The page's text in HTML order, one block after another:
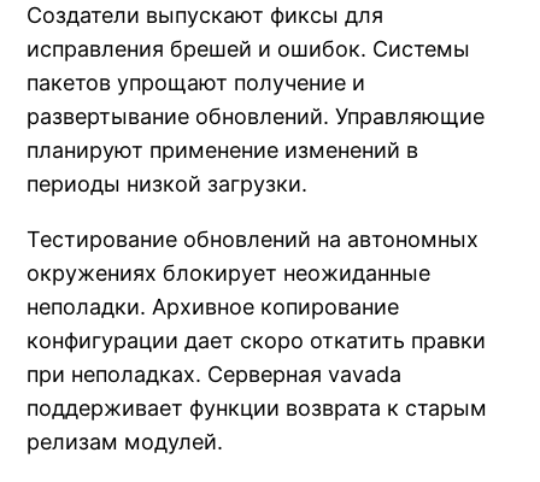
Создатели выпускают фиксы для
исправления брешей и ошибок. Системы
пакетов упрощают получение и
развертывание обновлений. Управляющие
планируют применение изменений в
периоды низкой загрузки.
Тестирование обновлений на автономных
окружениях блокирует неожиданные
неполадки. Архивное копирование
конфигурации дает скоро откатить правки
при неполадках. Серверная vavada
поддерживает функции возврата к старым
релизам модулей.